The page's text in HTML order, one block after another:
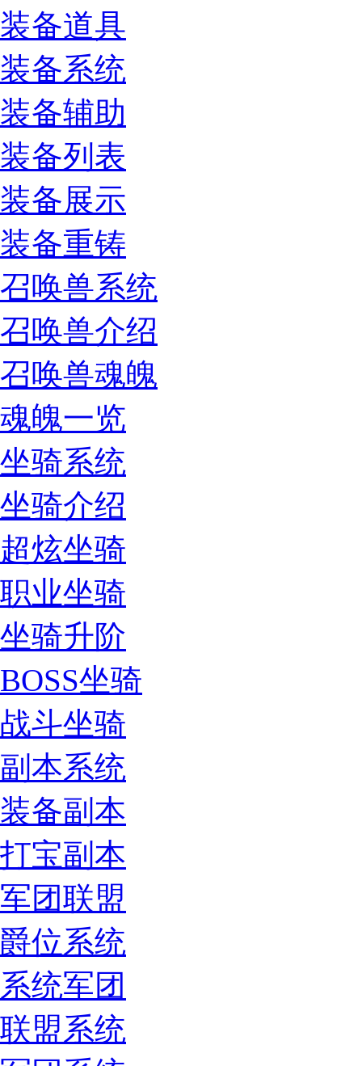
装备道具
装备系统
装备辅助
装备列表
装备展示
装备重铸
召唤兽系统
召唤兽介绍
召唤兽魂魄
魂魄一览
坐骑系统
坐骑介绍
超炫坐骑
职业坐骑
坐骑升阶
BOSS坐骑
战斗坐骑
副本系统
装备副本
打宝副本
军团联盟
爵位系统
系统军团
联盟系统